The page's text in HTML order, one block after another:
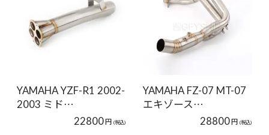
YAMAHA YZF-R1 2002-
2003 ミド…
22800円 (税込)
YAMAHA FZ-07 MT-07
エキゾース…
28800円 (税込)